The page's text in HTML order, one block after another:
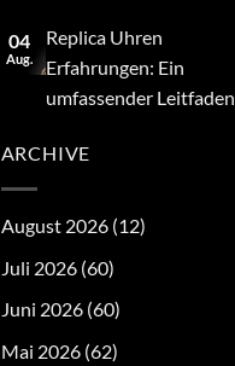
04
Aug.
Replica Uhren
Erfahrungen: Ein
umfassender Leitfaden
ARCHIVE
August 2026(12)
Juli 2026(60)
Juni 2026(60)
Mai 2026(62)